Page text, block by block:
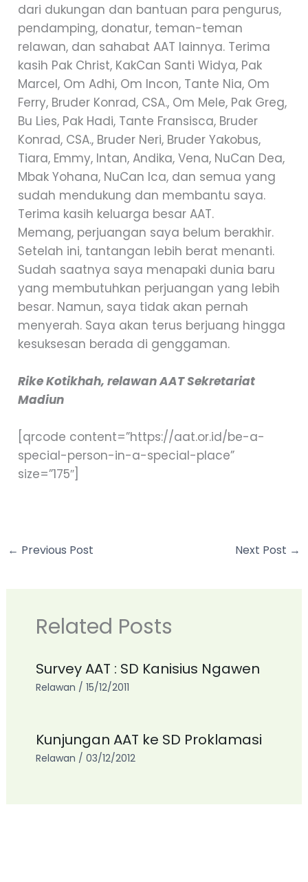
dari dukungan dan bantuan para pengurus,
pendamping, donatur, teman-teman
relawan, dan sahabat AAT lainnya. Terima
kasih Pak Christ, KakCan Santi Widya, Pak
Marcel, Om Adhi, Om Incon, Tante Nia, Om
Ferry, Bruder Konrad, CSA., Om Mele, Pak Greg,
Bu Lies, Pak Hadi, Tante Fransisca, Bruder
Konrad, CSA., Bruder Neri, Bruder Yakobus,
Tiara, Emmy, Intan, Andika, Vena, NuCan Dea,
Mbak Yohana, NuCan Ica, dan semua yang
sudah mendukung dan membantu saya.
Terima kasih keluarga besar AAT.
Memang, perjuangan saya belum berakhir.
Setelah ini, tantangan lebih berat menanti.
Sudah saatnya saya menapaki dunia baru
yang membutuhkan perjuangan yang lebih
besar. Namun, saya tidak akan pernah
menyerah. Saya akan terus berjuang hingga
kesuksesan berada di genggaman.
Rike Kotikhah, relawan AAT Sekretariat
Madiun
[qrcode content=”https://aat.or.id/be-a-
special-person-in-a-special-place”
size=”175″]
← Previous Post Next Post →
Related Posts
Survey AAT : SD Kanisius Ngawen
Relawan / 15/12/2011
Kunjungan AAT ke SD Proklamasi
Relawan / 03/12/2012